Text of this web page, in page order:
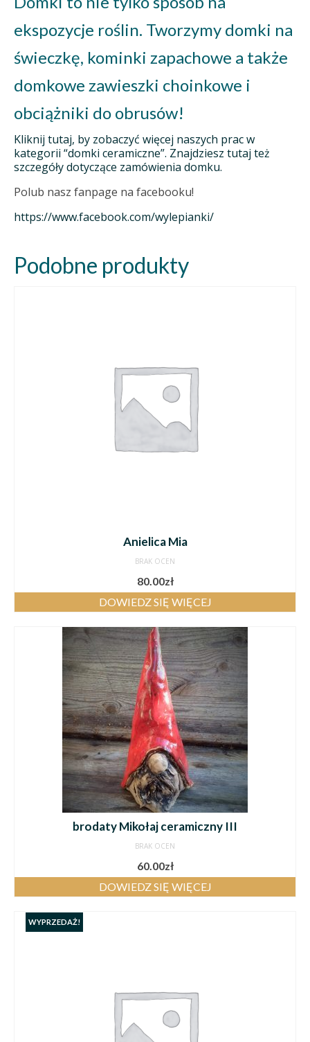
ekspozycje roślin. Tworzymy domki na
świeczkę, kominki zapachowe a także
domkowe zawieszki choinkowe i
obciążniki do obrusów!
Kliknij tutaj, by zobaczyć więcej naszych prac w
kategorii “domki ceramiczne”. Znajdziesz tutaj też
szczegóły dotyczące zamówienia domku.
Polub nasz fanpage na facebooku!
https://www.facebook.com/wylepianki/
Podobne produkty
Anielica Mia
BRAK OCEN
80.00zł
DOWIEDZ SIĘ WIĘCEJ
brodaty Mikołaj ceramiczny III
BRAK OCEN
60.00zł
DOWIEDZ SIĘ WIĘCEJ
WYPRZEDAŻ!